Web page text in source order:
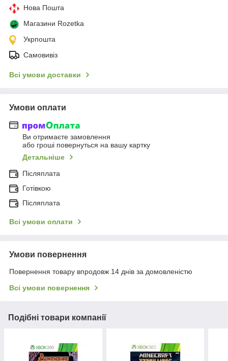
Нова Пошта
Магазини Rozetka
Укрпошта
Самовивіз
Всі умови доставки
Умови оплати
Ви отримаєте замовлення
або гроші повернуться на вашу картку
Детальніше
Післяплата
Готівкою
Післяплата
Всі умови оплати
Умови повернення
Повернення товару впродовж 14 днів за домовленістю
Всі умови повернення
Подібні товари компанії